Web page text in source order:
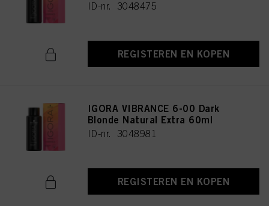
ID-nr. 3048475
REGISTEREN EN KOPEN
IGORA VIBRANCE 6-00 Dark
Blonde Natural Extra 60ml
ID-nr. 3048981
REGISTEREN EN KOPEN